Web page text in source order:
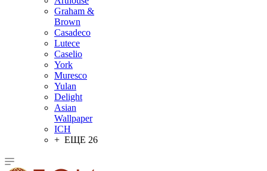
Graham &
Brown
Casadeco
Lutece
Caselio
York
Muresco
Yulan
Delight
Asian
Wallpaper
ICH
+ ЕЩЕ 26